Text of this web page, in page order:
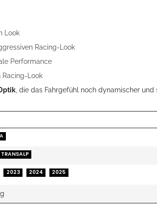
Look
Racing-Look
Performance
Racing-Look
, die das Fahrgefühl noch dynamischer
2023 2024 2025